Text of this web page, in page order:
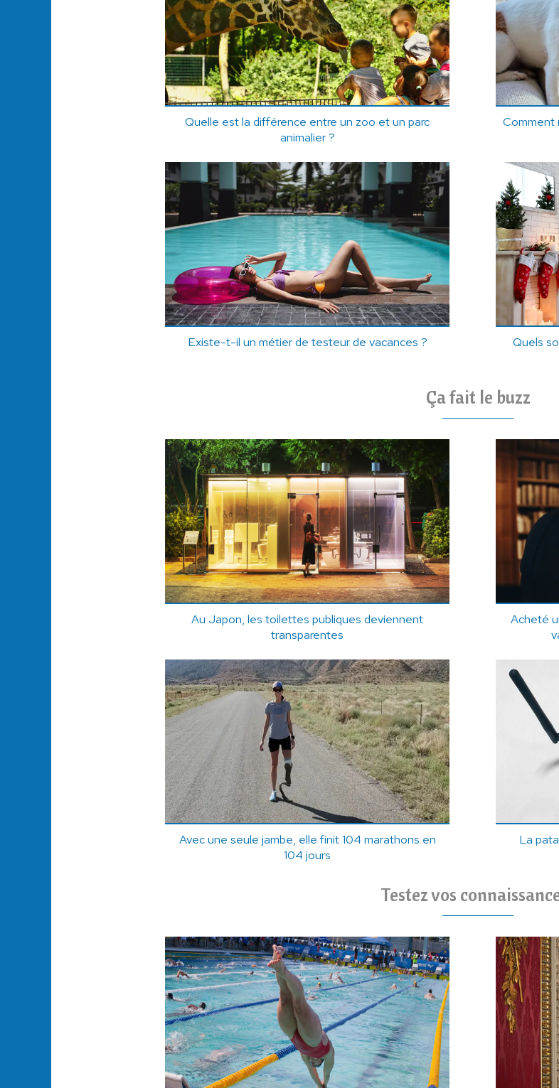
Quelle est la différence entre un zoo et un parc
animalier ?
Comment
Existe-t-il un métier de testeur de vacances ?
Quels
Ça fait le buzz
Au Japon, les toilettes publiques deviennent
transparentes
Acheté
Avec une seule jambe, elle finit 104 marathons en
104 jours
La
Testez vos